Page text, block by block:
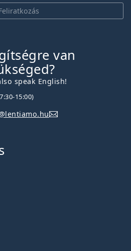
van
speak English!
15:00)